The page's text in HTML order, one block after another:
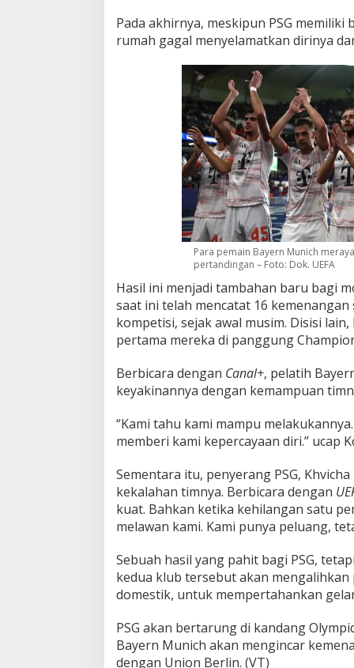
Pada akhirnya, meskipun PSG
rumah gagal menyelamatkan dirinya
Para pemain Bayern Munich
pertandingan – Foto: Dok. UEFA
Hasil ini menjadi tambahan baru bagi
saat ini telah mencatat 16
kompetisi, sejak awal musim. Disisi
pertama mereka di panggung
Berbicara dengan Canal+, pelatih
keyakinannya dengan kemampuan
“Kami tahu kami mampu
memberi kami kepercayaan diri.” ucap
Sementara itu, penyerang PSG,
kekalahan timnya. Berbicara dengan
kuat. Bahkan ketika kehilangan satu
melawan kami. Kami punya peluang,
Sebuah hasil yang pahit bagi PSG,
kedua klub tersebut akan
domestik, untuk mempertahankan
PSG akan bertarung di kandang
Bayern Munich akan mengincar
dengan Union Berlin. (VT)